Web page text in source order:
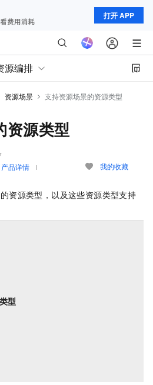
打开 APP
源编排
资源场景 支持资源场景的资源类型
资源类型
产品详情 我的收藏
资源类型，以及这些资源类型支持
型